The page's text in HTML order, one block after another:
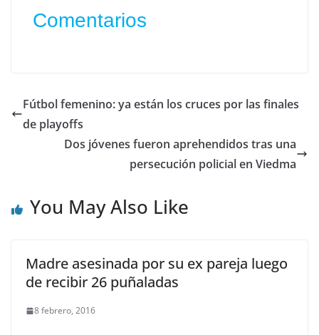
Comentarios
Fútbol femenino: ya están los cruces por las finales
de playoffs
Dos jóvenes fueron aprehendidos tras una
persecución policial en Viedma
You May Also Like
Madre asesinada por su ex pareja luego
de recibir 26 puñaladas
8 febrero, 2016